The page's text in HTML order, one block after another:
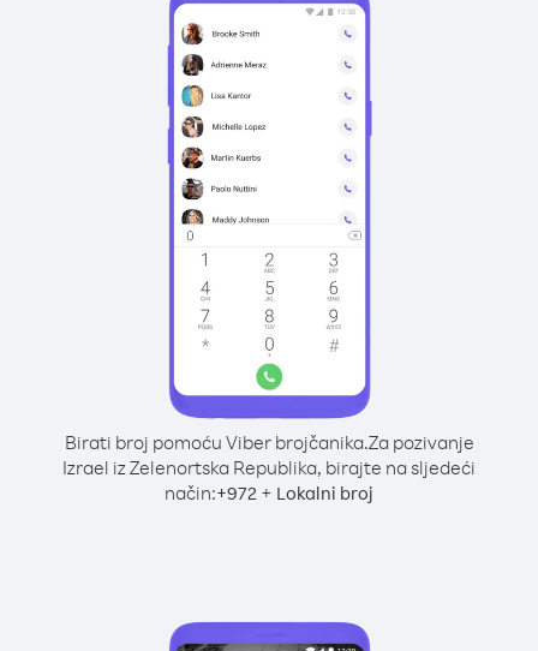
Birati broj pomoću Viber brojčanika.Za pozivanje
Izrael iz Zelenortska Republika, birajte na sljedeći
način:+972 + Lokalni broj